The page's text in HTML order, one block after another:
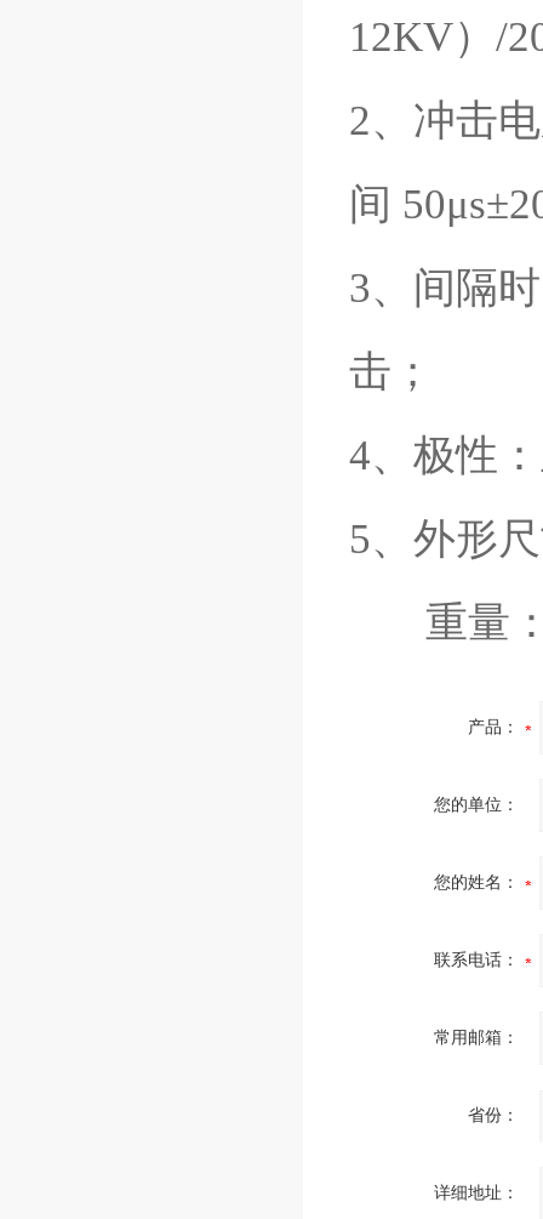
12KV）/
2、冲击
间
3、间隔
击；
4、极性
5、外形
重量：
产品：
您的单位：
您的姓名：
联系电话：
常用邮箱：
省份：
详细地址：